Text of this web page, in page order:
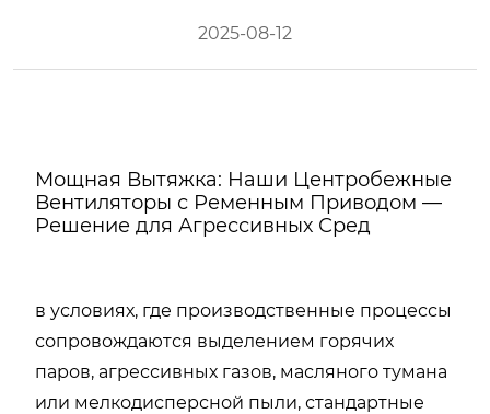
2025-08-12
Мощная Вытяжка: Наши Центробежные
Вентиляторы с Ременным Приводом —
Решение для Агрессивных Сред
в условиях, где производственные процессы
сопровождаются выделением горячих
паров, агрессивных газов, масляного тумана
или мелкодисперсной пыли, стандартные